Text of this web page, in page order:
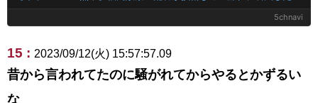
5chnavi
15 : 2023/09/12(火) 15:57:57.09
昔から言われてたのに騒がれてからやるとかずるい
な